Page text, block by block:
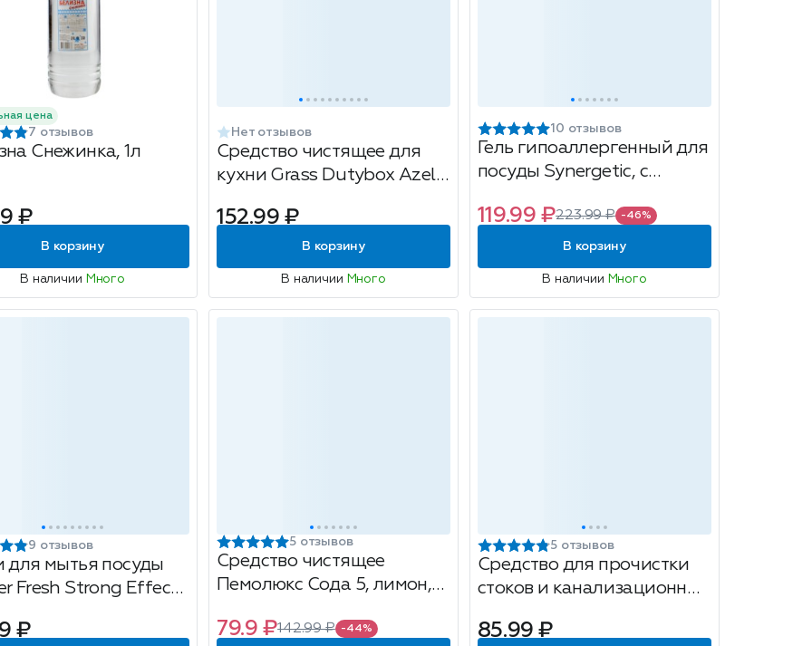
цена
7 отзывов
Снежинка, 1л
₽
В корзину
В наличии Много
Нет отзывов
Средство чистящее для
кухни Grass Dutybox Azelit
ультраконцентрат, 200мл
152.99 ₽
В корзину
В наличии Много
10 отзывов
Гель гипоаллергенный для
посуды Synergetic, с
биоразлагаемый, 500мл
119.99 ₽223.99 ₽ -46%
В корзину
В наличии Много
9 отзывов
для мытья посуды
Fresh Strong Effect,
5шт
₽
5 отзывов
Средство чистящее
Пемолюкс Сода 5, лимон,
79.9 ₽142.99 ₽ -44%
5 отзывов
Средство для прочистки
стоков и канализационных
85.99 ₽